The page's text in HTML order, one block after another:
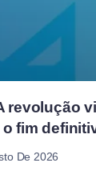
revolução
fim
De 2026